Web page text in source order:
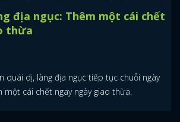
địa ngục: Thêm một cái chết
thừa
quái dị, làng địa ngục tiếp tục chuỗi ngày
cái chết ngay ngày giao thừa.